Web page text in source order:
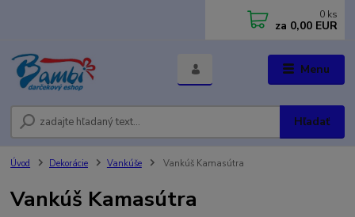
Menu
Hľadať
0 ks
za 0,00 EUR
Úvod Dekorácie Vankúše Vankúš Kamasútra
Vankúš Kamasútra